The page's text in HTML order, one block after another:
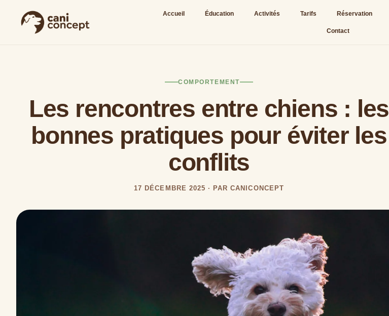
Accueil Éducation Activités Tarifs Réservation
Contact
COMPORTEMENT
Les rencontres entre chiens : les
bonnes pratiques pour éviter les
conflits
17 DÉCEMBRE 2025 · PAR CANICONCEPT